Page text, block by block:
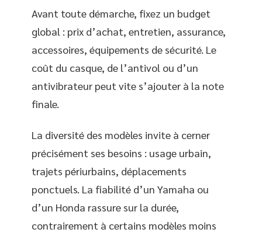
Avant toute démarche, fixez un budget
global : prix d’achat, entretien, assurance,
accessoires, équipements de sécurité. Le
coût du casque, de l’antivol ou d’un
antivibrateur peut vite s’ajouter à la note
finale.
La diversité des modèles invite à cerner
précisément ses besoins : usage urbain,
trajets périurbains, déplacements
ponctuels. La fiabilité d’un Yamaha ou
d’un Honda rassure sur la durée,
contrairement à certains modèles moins